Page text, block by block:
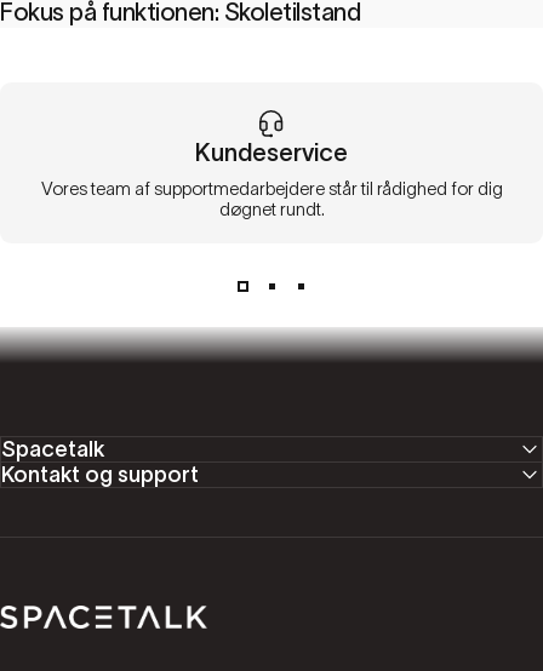
Fokus på funktionen: Skoletilstand
Kundeservice
Vores team af supportmedarbejdere står til rådighed for dig
døgnet rundt.
Spacetalk
Kontakt og support
Spacetalk